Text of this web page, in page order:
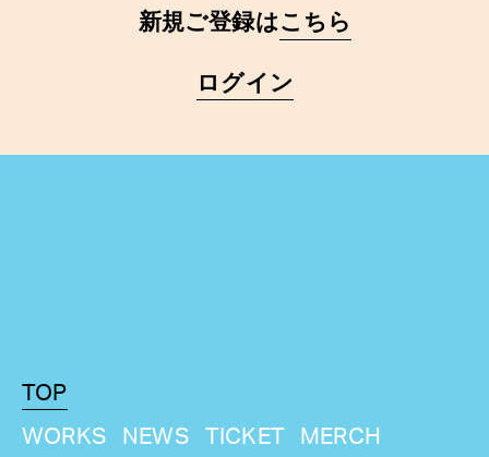
新規ご登録はこちら
ログイン
TOP
WORKS
NEWS TICKET MERCH